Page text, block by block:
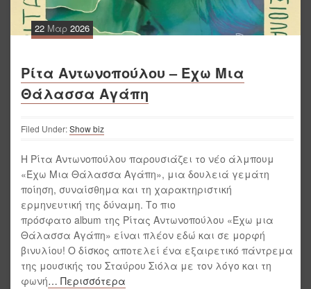
22 Μαρ 2026
Ρίτα Αντωνοπούλου – Έχω Μια
Θάλασσα Αγάπη
Filed Under:Show biz
Η Ρίτα Αντωνοπούλου παρουσιάζει το νέο άλμπουμ
«Έχω Μια Θάλασσα Αγάπη», μια δουλειά γεμάτη
ποίηση, συναίσθημα και τη χαρακτηριστική
ερμηνευτική της δύναμη. Το πιο
πρόσφατο album της Ρίτας Αντωνοπούλου «Έχω μια
Θάλασσα Αγάπη» είναι πλέον εδώ και σε μορφή
βινυλίου! Ο δίσκος αποτελεί ένα εξαιρετικό πάντρεμα
της μουσικής του Σταύρου Σιόλα με τον λόγο και τη
φωνή… Περισσότερα